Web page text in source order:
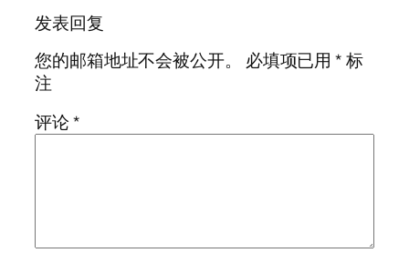
发表回复
您的邮箱地址不会被公开。
必填项已用*标
注
评论*